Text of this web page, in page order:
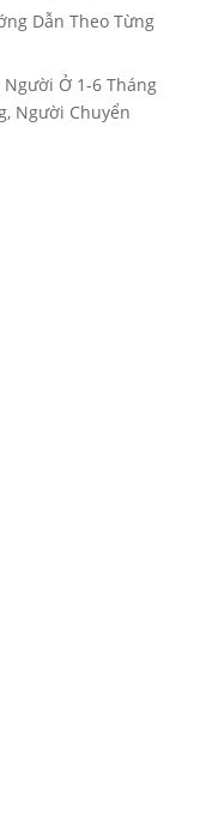
Dẫn Theo Từng
Ở 1-6 Tháng
Người Chuyển